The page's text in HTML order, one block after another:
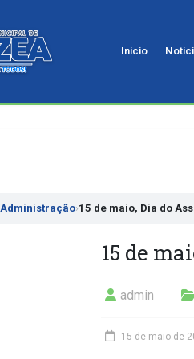
Inicio
Administração›15 de maio, Dia do
15 de
admin
15 de maio de